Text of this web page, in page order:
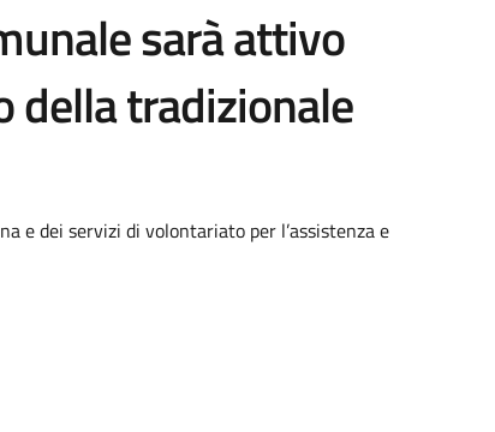
sarà attivo
della tradizionale
e dei servizi di volontariato per l’assistenza e